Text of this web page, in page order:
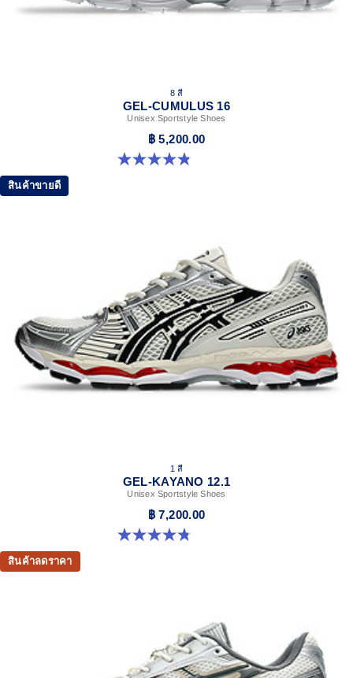
8 สี
GEL-CUMULUS 16
Unisex Sportstyle Shoes
฿ 5,200.00
4.8 จาก 5 ดาว 224 รีวิว
สินค้าขายดี
1 สี
GEL-KAYANO 12.1
Unisex Sportstyle Shoes
฿ 7,200.00
4.8 จาก 5 ดาว 5 รีวิว
สินค้าลดราคา